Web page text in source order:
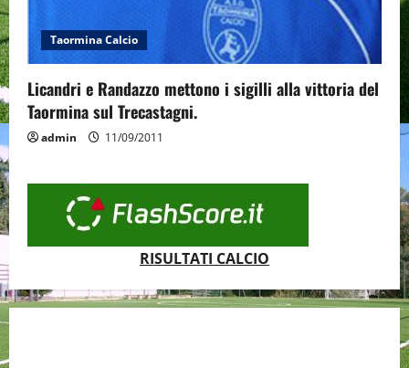
Taormina Calcio
Licandri e Randazzo mettono i sigilli alla vittoria del
Taormina sul Trecastagni.
admin 11/09/2011
RISULTATI CALCIO